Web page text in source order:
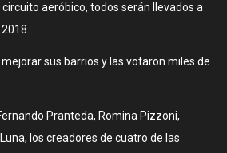
circuito aeróbico, todos serán llevados a
sus barrios y las votaron miles de
Pranteda, Romina Pizzoni,
los creadores de cuatro de las